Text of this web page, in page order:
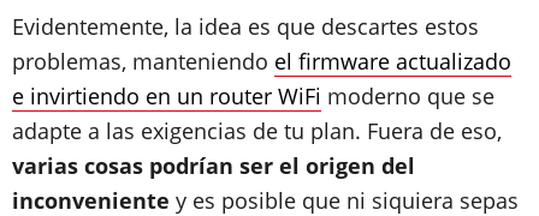
Evidentemente, la idea es que descartes estos
problemas, manteniendo el firmware actualizado
e invirtiendo en un router WiFi moderno que se
adapte a las exigencias de tu plan. Fuera de eso,
varias cosas podrían ser el origen del
inconveniente y es posible que ni siquiera sepas